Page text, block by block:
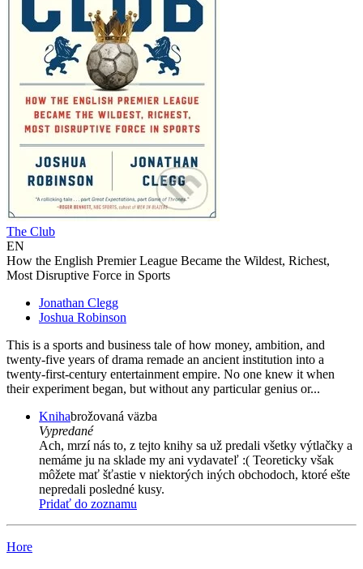
The Club
EN
How the English Premier League Became the Wildest, Richest,
Most Disruptive Force in Sports
Jonathan Clegg
Joshua Robinson
This is a sports and business tale of how money, ambition, and
twenty-five years of drama remade an ancient institution into a
twenty-first-century entertainment empire. No one knew it when
their experiment began, but without any particular genius or...
Knihabrožovaná väzba
Vypredané
Ach, mrzí nás to, z tejto knihy sa už predali všetky výtlačky a
nemáme ju na sklade my ani vydavateľ :( Teoreticky však
môžete mať šťastie v niektorých iných obchodoch, ktoré ešte
nepredali posledné kusy.
Pridať do zoznamu
Hore